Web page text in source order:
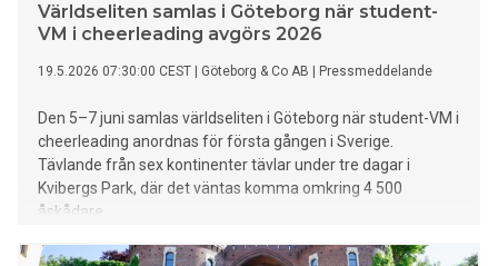
Världseliten samlas i Göteborg när student-
VM i cheerleading avgörs 2026
19.5.2026 07:30:00 CEST Göteborg & Co AB Pressmeddelande
Den 5–7 juni samlas världseliten i Göteborg när student-VM i
cheerleading anordnas för första gången i Sverige.
Tävlande från sex kontinenter tävlar under tre dagar i
Kvibergs Park, där det väntas komma omkring 4 500
åskådare.